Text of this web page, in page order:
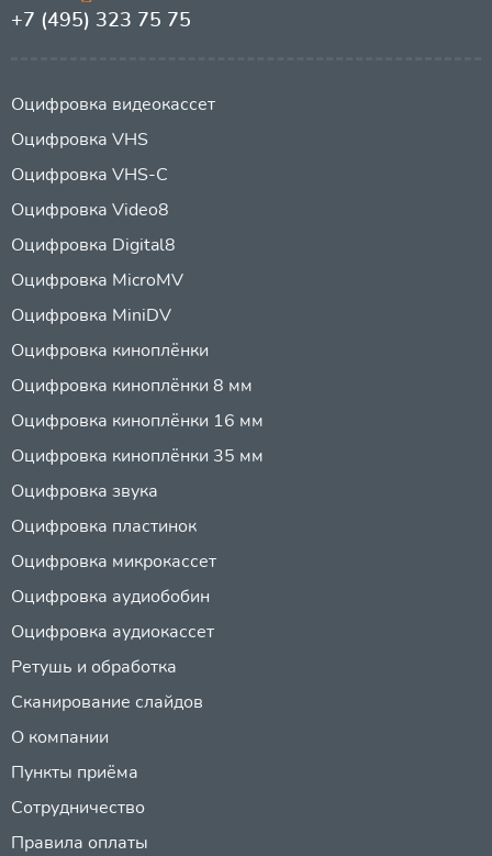
+7 (495) 323 75 75
Оцифровка видеокассет
Оцифровка VHS
Оцифровка VHS-C
Оцифровка Video8
Оцифровка Digital8
Оцифровка MicroMV
Оцифровка MiniDV
Оцифровка киноплёнки
Оцифровка киноплёнки 8 мм
Оцифровка киноплёнки 16 мм
Оцифровка киноплёнки 35 мм
Оцифровка звука
Оцифровка пластинок
Оцифровка микрокассет
Оцифровка аудиобобин
Оцифровка аудиокассет
Ретушь и обработка
Сканирование слайдов
О компании
Пункты приёма
Сотрудничество
Правила оплаты